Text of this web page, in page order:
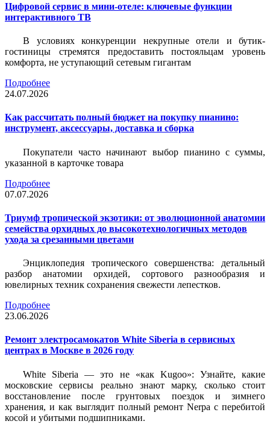
Цифровой сервис в мини-отеле: ключевые функции
интерактивного ТВ
В условиях конкуренции некрупные отели и бутик-
гостиницы стремятся предоставить постояльцам уровень
комфорта, не уступающий сетевым гигантам
Подробнее
24.07.2026
Как рассчитать полный бюджет на покупку пианино:
инструмент, аксессуары, доставка и сборка
Покупатели часто начинают выбор пианино с суммы,
указанной в карточке товара
Подробнее
07.07.2026
Триумф тропической экзотики: от эволюционной анатомии
семейства орхидных до высокотехнологичных методов
ухода за срезанными цветами
Энциклопедия тропического совершенства: детальный
разбор анатомии орхидей, сортового разнообразия и
ювелирных техник сохранения свежести лепестков.
Подробнее
23.06.2026
Ремонт электросамокатов White Siberia в сервисных
центрах в Москве в 2026 году
White Siberia — это не «как Kugoo»: Узнайте, какие
московские сервисы реально знают марку, сколько стоит
восстановление после грунтовых поездок и зимнего
хранения, и как выглядит полный ремонт Nerpa с перебитой
косой и убитыми подшипниками.